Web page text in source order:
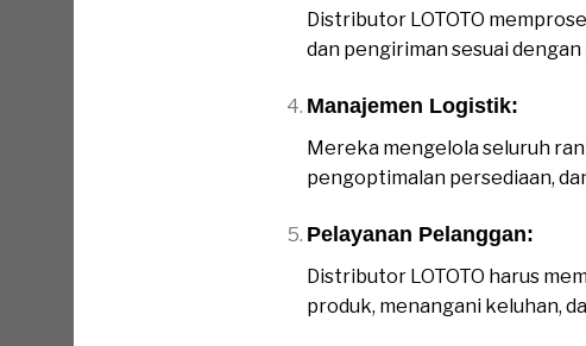
Distributor LOTOTO
dan pengiriman sesuai
Manajemen Logistik:
Mereka mengelola seluruh
pengoptimalan persediaan,
Pelayanan Pelanggan:
Distributor LOTOTO harus
produk, menangani keluhan,